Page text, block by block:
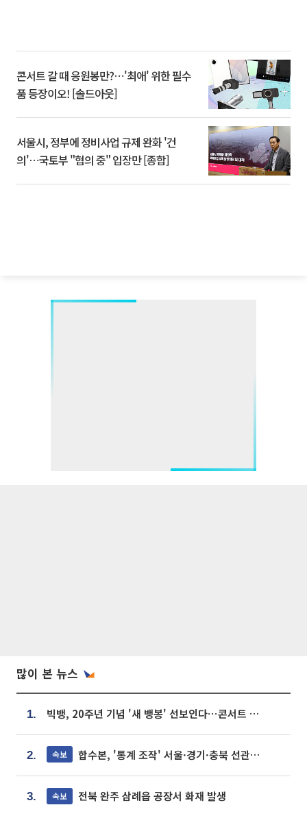
콘서트 갈 때 응원봉만?⋯'최애' 위한 필수
품 등장이오! [솔드아웃]
서울시, 정부에 정비사업 규제 완화 '건
의'⋯국토부 "협의 중" 입장만 [종합]
많이 본 뉴스
1. 빅뱅, 20주년 기념 '새 뱅봉' 선보인다⋯콘서트 앞두고 팝업 개최
2. 속보 합수본, '통계 조작' 서울·경기·충북 선관위 등 추가 압수수색
3. 속보 전북 완주 삼례읍 공장서 화재 발생